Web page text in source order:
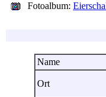
Fotoalbum:
Name
Ort